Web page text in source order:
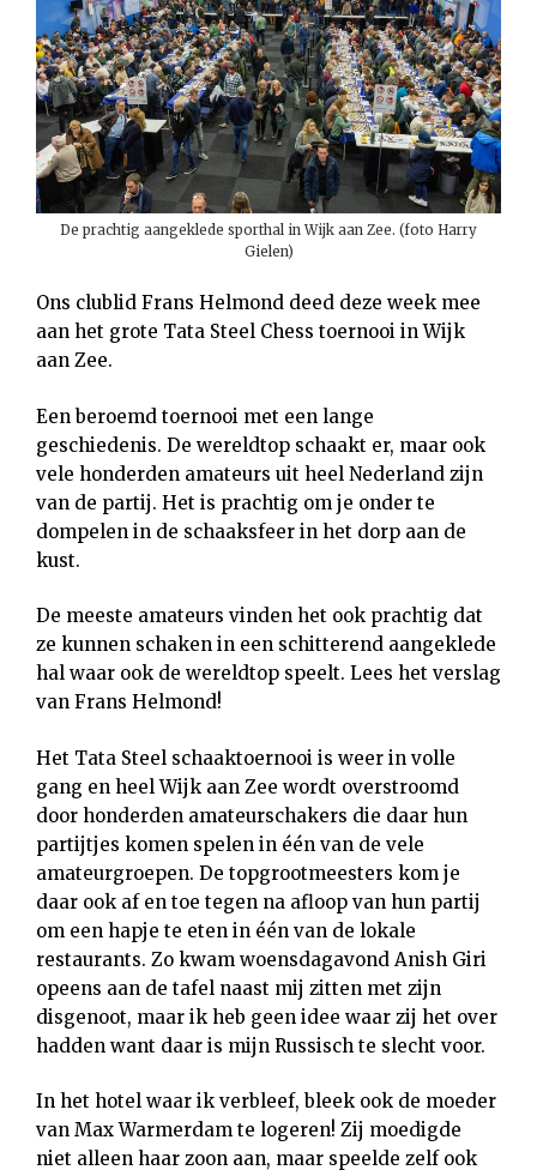
De prachtig aangeklede sporthal in Wijk aan Zee. (foto Harry
Gielen)
Ons clublid Frans Helmond deed deze week mee
aan het grote Tata Steel Chess toernooi in Wijk
aan Zee.
Een beroemd toernooi met een lange
geschiedenis. De wereldtop schaakt er, maar ook
vele honderden amateurs uit heel Nederland zijn
van de partij. Het is prachtig om je onder te
dompelen in de schaaksfeer in het dorp aan de
kust.
De meeste amateurs vinden het ook prachtig dat
ze kunnen schaken in een schitterend aangeklede
hal waar ook de wereldtop speelt. Lees het verslag
van Frans Helmond!
Het Tata Steel schaaktoernooi is weer in volle
gang en heel Wijk aan Zee wordt overstroomd
door honderden amateurschakers die daar hun
partijtjes komen spelen in één van de vele
amateurgroepen. De topgrootmeesters kom je
daar ook af en toe tegen na afloop van hun partij
om een hapje te eten in één van de lokale
restaurants. Zo kwam woensdagavond Anish Giri
opeens aan de tafel naast mij zitten met zijn
disgenoot, maar ik heb geen idee waar zij het over
hadden want daar is mijn Russisch te slecht voor.
In het hotel waar ik verbleef, bleek ook de moeder
van Max Warmerdam te logeren! Zij moedigde
niet alleen haar zoon aan, maar speelde zelf ook